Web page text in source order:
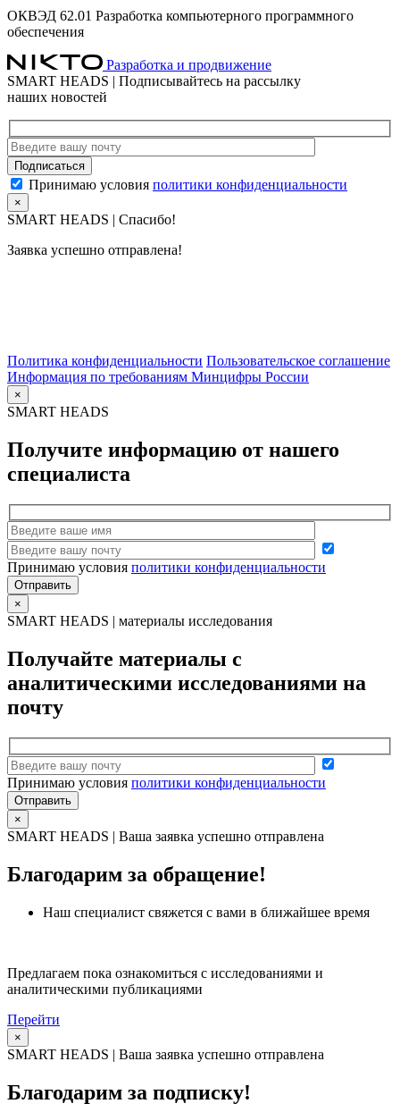
ОКВЭД 62.01 Разработка компьютерного программного
обеспечения
Разработка и продвижение
SMART HEADS | Подписывайтесь на рассылку
наших новостей
Принимаю условия политики конфиденциальности
×
SMART HEADS | Спасибо!
Заявка успешно отправлена!
Политика конфиденциальности Пользовательское соглашение
Информация по требованиям Минцифры России
×
SMART HEADS
Получите информацию от нашего
специалиста
Принимаю условия политики конфиденциальности
×
SMART HEADS | материалы исследования
Получайте материалы с
аналитическими исследованиями на
почту
Принимаю условия политики конфиденциальности
×
SMART HEADS | Ваша заявка успешно отправлена
Благодарим за обращение!
Наш специалист свяжется с вами в ближайшее время
Предлагаем пока ознакомиться с исследованиями и
аналитическими публикациями
Перейти
×
SMART HEADS | Ваша заявка успешно отправлена
Благодарим за подписку!